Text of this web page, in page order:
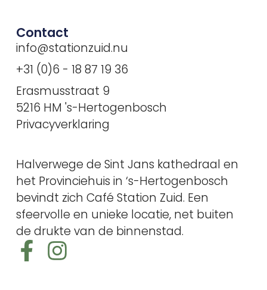
Halverwege de Sint Jans kathedraal en
het Provinciehuis in ‘s-Hertogenbosch
bevindt zich Café Station Zuid. Een
sfeervolle en unieke locatie, net buiten
de drukte van de binnenstad.
Contact
info@stationzuid.nu
+31 (0)6 - 18 87 19 36
Erasmusstraat 9
5216 HM 's-Hertogenbosch
Privacyverklaring